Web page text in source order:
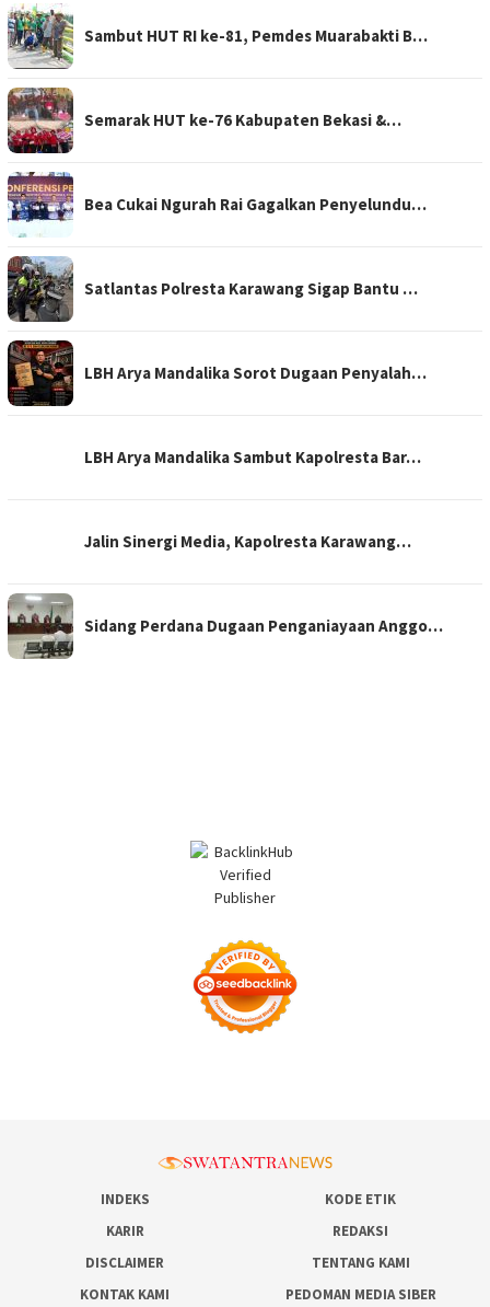
Sambut HUT RI ke-81, Pemdes Muarabakti B…
Semarak HUT ke-76 Kabupaten Bekasi &…
Bea Cukai Ngurah Rai Gagalkan Penyelundu…
Satlantas Polresta Karawang Sigap Bantu …
LBH Arya Mandalika Sorot Dugaan Penyalah…
LBH Arya Mandalika Sambut Kapolresta Bar…
Jalin Sinergi Media, Kapolresta Karawang…
Sidang Perdana Dugaan Penganiayaan Anggo…
INDEKS
KODE ETIK
KARIR
REDAKSI
DISCLAIMER
TENTANG KAMI
KONTAK KAMI
PEDOMAN MEDIA SIBER